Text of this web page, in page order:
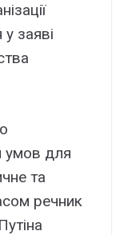
заяві
умов для
та
речник